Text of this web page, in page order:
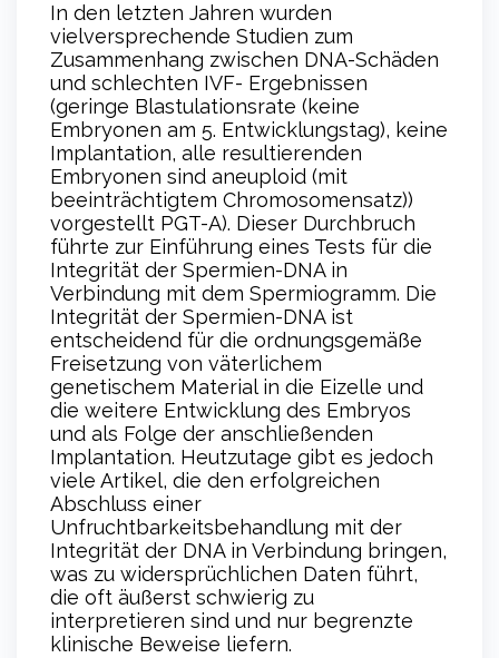
In den letzten Jahren wurden
vielversprechende Studien zum
Zusammenhang zwischen DNA-Schäden
und schlechten IVF- Ergebnissen
(geringe Blastulationsrate (keine
Embryonen am 5. Entwicklungstag), keine
Implantation, alle resultierenden
Embryonen sind aneuploid (mit
beeinträchtigtem Chromosomensatz))
vorgestellt PGT-A). Dieser Durchbruch
führte zur Einführung eines Tests für die
Integrität der Spermien-DNA in
Verbindung mit dem Spermiogramm. Die
Integrität der Spermien-DNA ist
entscheidend für die ordnungsgemäße
Freisetzung von väterlichem
genetischem Material in die Eizelle und
die weitere Entwicklung des Embryos
und als Folge der anschließenden
Implantation. Heutzutage gibt es jedoch
viele Artikel, die den erfolgreichen
Abschluss einer
Unfruchtbarkeitsbehandlung mit der
Integrität der DNA in Verbindung bringen,
was zu widersprüchlichen Daten führt,
die oft äußerst schwierig zu
interpretieren sind und nur begrenzte
klinische Beweise liefern.